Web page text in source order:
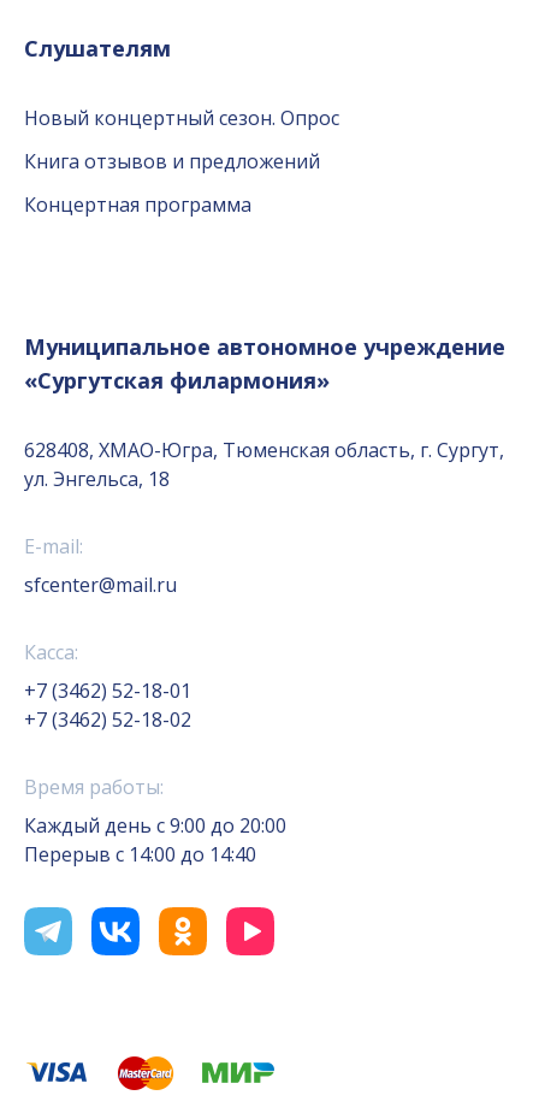
Слушателям
Новый концертный сезон. Опрос
Книга отзывов и предложений
Концертная программа
Муниципальное автономное учреждение
«Сургутская филармония»
628408, ХМАО-Югра, Тюменская область, г. Сургут,
ул. Энгельса, 18
E-mail:
sfcenter@mail.ru
Касса:
+7 (3462) 52-18-01
+7 (3462) 52-18-02
Время работы:
Каждый день с 9:00 до 20:00
Перерыв с 14:00 до 14:40